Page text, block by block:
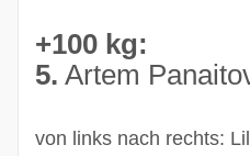
+100 kg:
5. Artem
von links nach rechts: